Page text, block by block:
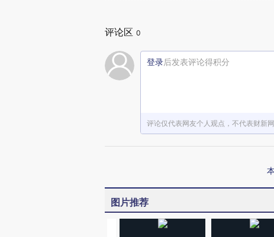
评论区 0
登录后发表评论得积分
评论仅代表网友个人观点，不代表财新
图片推荐